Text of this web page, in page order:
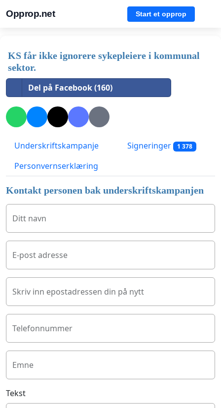
Opprop.net Start et opprop
KS får ikke ignorere sykepleiere i kommunal
sektor.
Del på Facebook (160)
Underskriftskampanje Signeringer 1 378
Personvernserklæring
Kontakt personen bak underskriftskampanjen
Ditt navn
E-post adresse
Skriv inn epostadressen din på nytt
Telefonnummer
Emne
Tekst